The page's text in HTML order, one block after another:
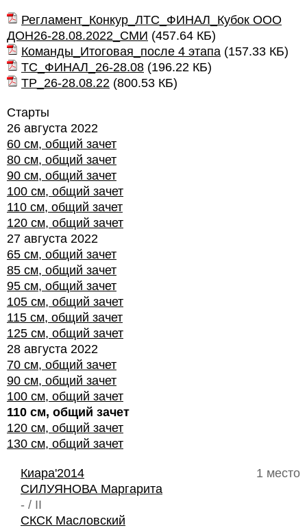
Регламент_Конкур_ЛТС_ФИНАЛ_Кубок ООО
ДОН26-28.08.2022_СМИ (457.64 КБ)
Команды_Итоговая_после 4 этапа (157.33 КБ)
ТС_ФИНАЛ_26-28.08 (196.22 КБ)
ТР_26-28.08.22 (800.53 КБ)
Старты
26 августа 2022
60 см, общий зачет
80 см, общий зачет
90 см, общий зачет
100 см, общий зачет
110 см, общий зачет
120 см, общий зачет
27 августа 2022
65 см, общий зачет
85 см, общий зачет
95 см, общий зачет
105 см, общий зачет
115 см, общий зачет
125 см, общий зачет
28 августа 2022
70 см, общий зачет
90 см, общий зачет
100 см, общий зачет
110 см, общий зачет
120 см, общий зачет
130 см, общий зачет
1 место
Киара'2014
СИЛУЯНОВА Маргарита
- / II
СКСК Масловский